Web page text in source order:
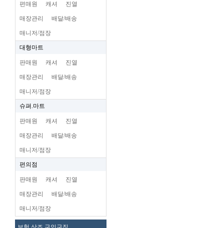
편매원 캐셔 진열
매장관리 배달/배송
매니저/점장
대형마트
판매원 캐셔 진열
매장관리 배달/배송
매니저/점장
슈펴.마트
판매원 캐셔 진열
매장관리 배달/배송
매니저/점장
편의점
판매원 캐셔 진열
매장관리 배달/배송
매니저/점장